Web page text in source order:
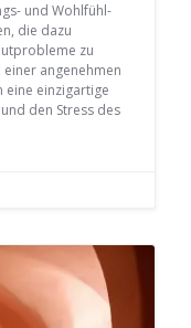
und Wohlfühl-
die dazu
zu
angenehmen
eine einzigartige
den Stress des